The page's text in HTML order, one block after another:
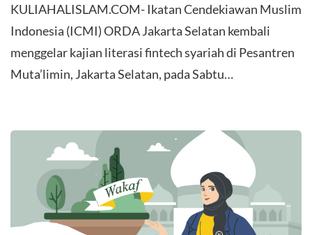
KULIAHALISLAM.COM- Ikatan Cendekiawan Muslim
Indonesia (ICMI) ORDA Jakarta Selatan kembali
menggelar kajian literasi fintech syariah di Pesantren
Muta’limin, Jakarta Selatan, pada Sabtu…